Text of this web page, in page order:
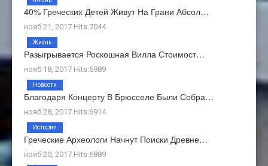
40% Греческих Детей Живут На Грани Абсол…
нояб 21, 2017 Hits:7044
Разыгрывается Роскошная Вилла Стоимост…
нояб 18, 2017 Hits:6989
Жизнь
Благодаря Концерту В Брюсселе Были Собра…
нояб 28, 2017 Hits:6914
Новости
Греческие Археологи Начнут Поиски Древне…
нояб 20, 2017 Hits:6889
История